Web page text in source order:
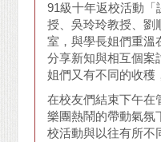
91級十年返校活動「
授、吳玲玲教授、劉
室，與學長姐們重溫
分享新知與相互個案
姐們又有不同的收穫
在校友們結束下午在
樂團熱鬧的帶動氣氛
校活動與以往有所不